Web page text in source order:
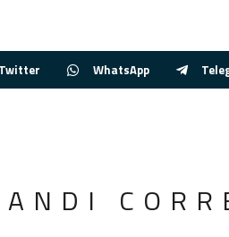
Twitter WhatsApp